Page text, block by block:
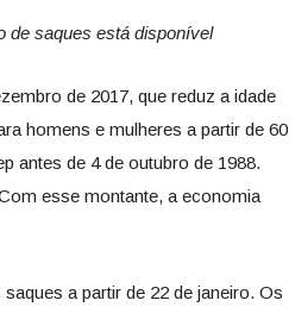
de saques está disponível
de 2017, que reduz a idade
homens e mulheres a partir de 60
antes de 4 de outubro de 1988.
esse montante, a economia
a partir de 22 de janeiro. Os